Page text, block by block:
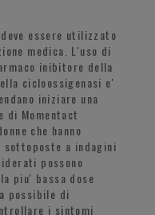
essere utilizzato
medica. L'uso di
inibitore della
cicloossigenasi e'
iniziare una
di Momentact
che hanno
a indagini
possono
piu' bassa dose
possibile di
i sintomi